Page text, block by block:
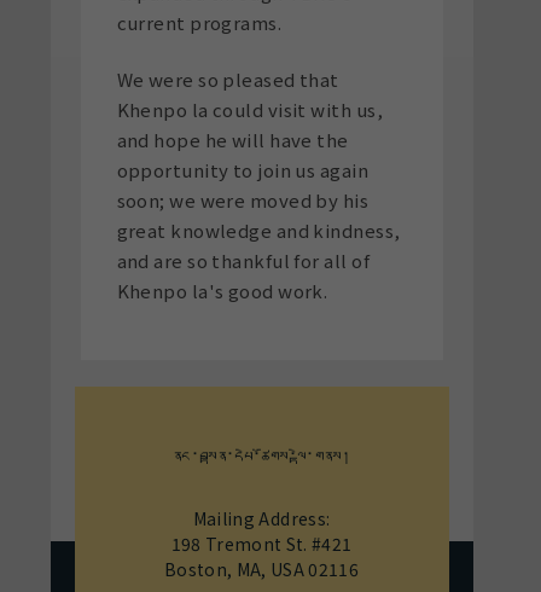
current programs.
We were so pleased that
Khenpo la could visit with us,
and hope he will have the
opportunity to join us again
soon; we were moved by his
great knowledge and kindness,
and are so thankful for all of
Khenpo la's good work.
ནང་བསྟན་དཔེ་ཚོགས་ལྟེ་གནས།
Mailing Address:
198 Tremont St. #421
Boston, MA, USA 02116